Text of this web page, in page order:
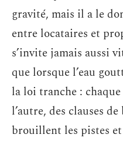
gravité, mais il a le
entre locataires et
s’invite jamais aussi
que lorsque l’eau
la loi tranche :
l’autre, des clauses
brouillent les pistes